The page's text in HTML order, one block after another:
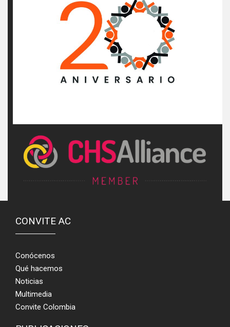
CONVITE AC
Conócenos
Qué hacemos
Noticias
Multimedia
Convite Colombia